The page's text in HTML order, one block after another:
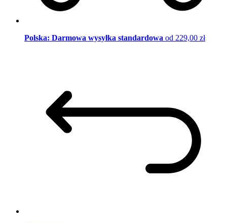
Polska: Darmowa wysyłka standardowa od 229,00 zł